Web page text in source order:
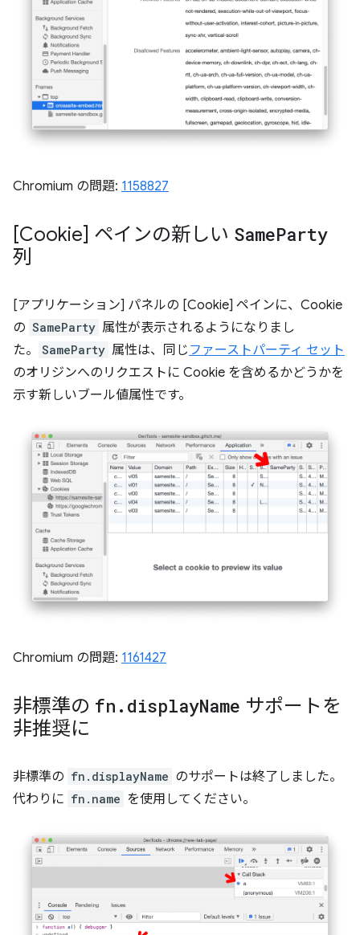
Chromium の問題: 1158827
[Cookie] ペインの新しい SameParty
列
[アプリケーション] パネルの [Cookie] ペインに、Cookie
の SameParty 属性が表示されるようになりまし
た。
SameParty 属性は、同じ ファーストパーティ セット
のオリジンへのリクエストに Cookie を含めるかどうかを
示す新しいブール値属性です。
Chromium の問題: 1161427
非標準の fn . displayName サポートを
非推奨に
非標準の fn.displayName のサポートは終了しました。
代わりに fn.name を使用してください。